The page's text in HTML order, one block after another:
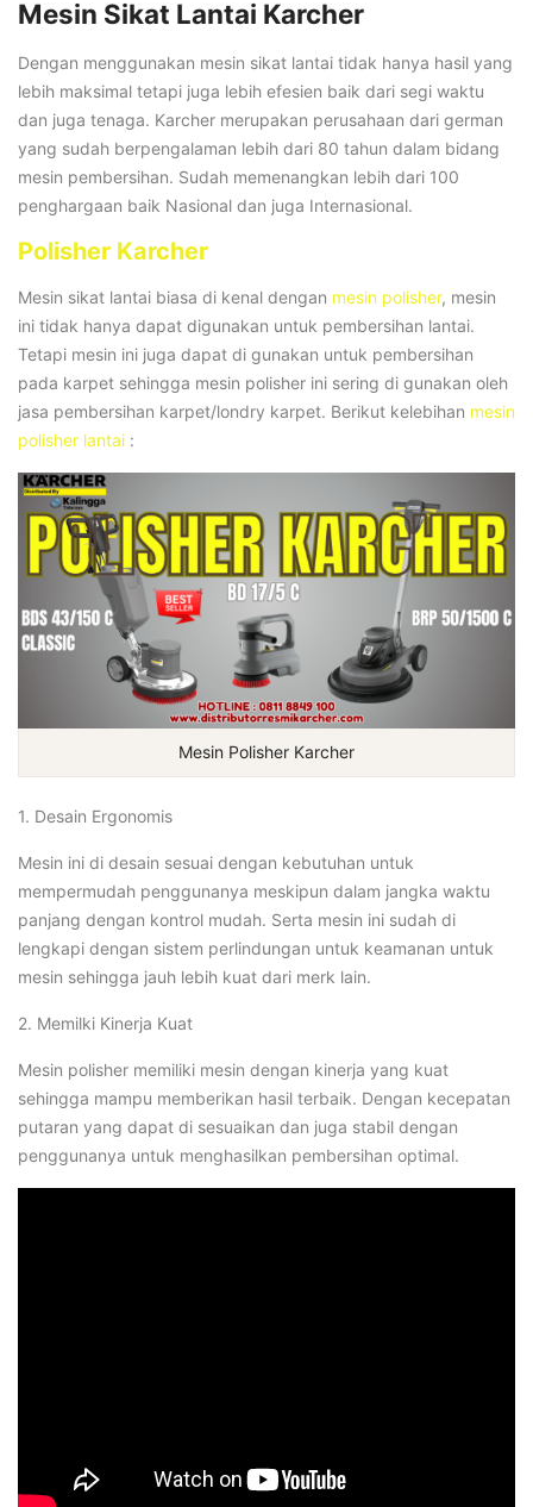
Mesin Sikat Lantai Karcher
Dengan menggunakan mesin sikat lantai tidak hanya hasil yang
lebih maksimal tetapi juga lebih efesien baik dari segi waktu
dan juga tenaga. Karcher merupakan perusahaan dari german
yang sudah berpengalaman lebih dari 80 tahun dalam bidang
mesin pembersihan. Sudah memenangkan lebih dari 100
penghargaan baik Nasional dan juga Internasional.
Polisher Karcher
Mesin sikat lantai biasa di kenal dengan mesin polisher, mesin
ini tidak hanya dapat digunakan untuk pembersihan lantai.
Tetapi mesin ini juga dapat di gunakan untuk pembersihan
pada karpet sehingga mesin polisher ini sering di gunakan oleh
jasa pembersihan karpet/londry karpet. Berikut kelebihan mesin
polisher lantai :
Mesin Polisher Karcher
1. Desain Ergonomis
Mesin ini di desain sesuai dengan kebutuhan untuk
mempermudah penggunanya meskipun dalam jangka waktu
panjang dengan kontrol mudah. Serta mesin ini sudah di
lengkapi dengan sistem perlindungan untuk keamanan untuk
mesin sehingga jauh lebih kuat dari merk lain.
2. Memilki Kinerja Kuat
Mesin polisher memiliki mesin dengan kinerja yang kuat
sehingga mampu memberikan hasil terbaik. Dengan kecepatan
putaran yang dapat di sesuaikan dan juga stabil dengan
penggunanya untuk menghasilkan pembersihan optimal.